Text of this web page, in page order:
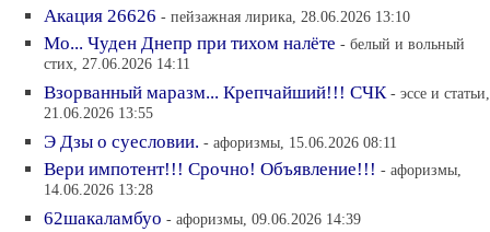
Акация 26626 - пейзажная лирика, 28.06.2026 13:10
Мо... Чуден Днепр при тихом налёте - белый и вольный
стих, 27.06.2026 14:11
Взорванный маразм... Крепчайший!!! СЧК - эссе и статьи,
21.06.2026 13:55
Э Дзы о суесловии. - афоризмы, 15.06.2026 08:11
Вери импотент!!! Срочно! Объявление!!! - афоризмы,
14.06.2026 13:28
62шакаламбуо - афоризмы, 09.06.2026 14:39